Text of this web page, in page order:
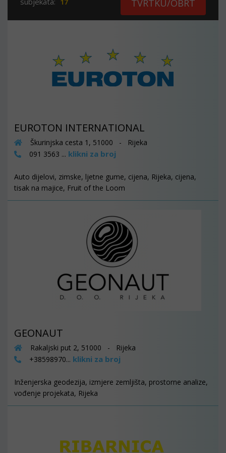
TVRTKU/OBRT
EUROTON INTERNATIONAL
Škurinjska cesta 1, 51000 - Rijeka
091 3563 ... klikni za broj
Auto dijelovi, zimske, ljetne gume, cijena, Rijeka, cijena,
tisak na majice, Fruit of the Loom
GEONAUT
Rakaljski put 2, 51000 - Rijeka
+38598970... klikni za broj
Inženjerska geodezija, izmjere zemljišta, prostorne analize,
vođenje projekata, Rijeka